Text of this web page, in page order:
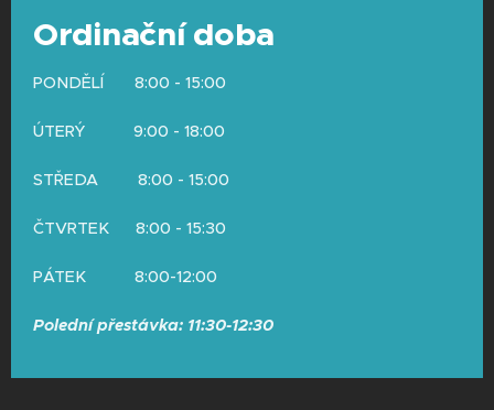
Ordinační doba
PONDĚLÍ 8:00 - 15:00
ÚTERÝ 9:00 - 18:00
STŘEDA 8:00 - 15:00
ČTVRTEK 8:00 - 15:30
PÁTEK 8:00-12:00
Polední přestávka: 11:30-12:30